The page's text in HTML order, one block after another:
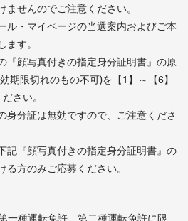
ませんのでご注意ください。
ル・マイページの当選案内およびご本
す。
『顔写真付きの指定身分証明書』の原
期限切れのもの不可)を【1】～【6】
さい。
身分証は無効ですので、ご注意くださ
記『顔写真付きの指定身分証明書』の
方のみご応募ください。
一種運転免許、第二種運転免許に限